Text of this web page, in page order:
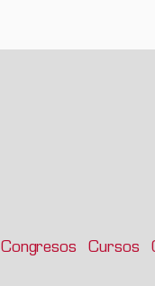
Congresos Cursos